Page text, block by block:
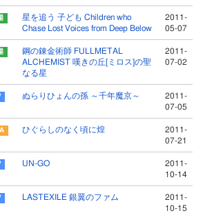
星を追う 子ども Children who
Chase Lost Voices from Deep Below
2011-
05-07
鋼の錬金術師 FULLMETAL
ALCHEMIST 嘆きの丘[ミロス]の聖
なる星
2011-
07-02
ぬらりひょんの孫 ～千年魔京～
2011-
07-05
ひぐらしのなく頃に煌
2011-
07-21
UN-GO
2011-
10-14
LASTEXILE 銀翼のファム
2011-
10-15